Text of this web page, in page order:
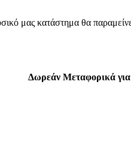
μας κατάστημα θα
Δωρεάν Μεταφορικά